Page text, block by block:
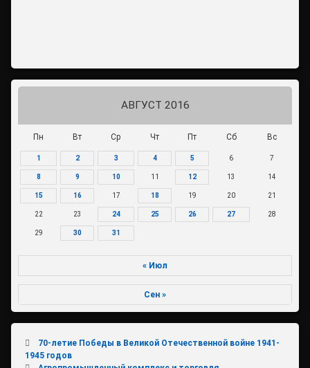
АВГУСТ 2016
Пн Вт Ср Чт Пт Сб Вс
1 2 3 4 5 6 7
8 9 10 11 12 13 14
15 16 17 18 19 20 21
22 23 24 25 26 27 28
29 30 31
« Июл
Сен »
70-летие Победы в Великой Отечественной войне 1941-
1945 годов